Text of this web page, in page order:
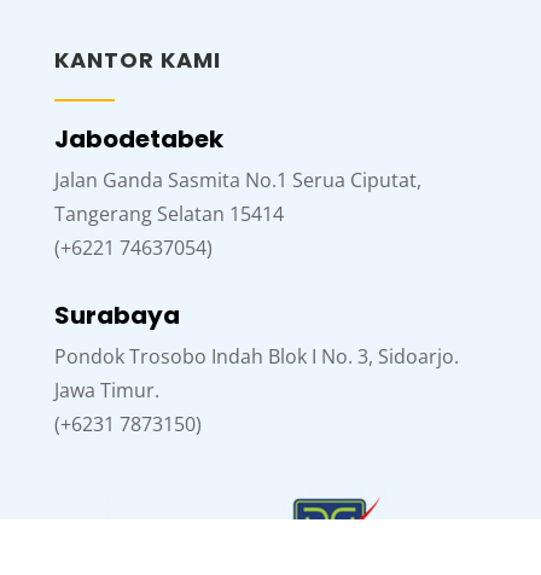
KANTOR KAMI
Jabodetabek
Jalan Ganda Sasmita No.1 Serua Ciputat,
Tangerang Selatan 15414
(+6221 74637054)
Surabaya
Pondok Trosobo Indah Blok I No. 3, Sidoarjo.
Jawa Timur.
(+6231 7873150)